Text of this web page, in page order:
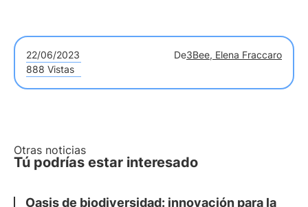
22/06/2023 De3Bee, Elena Fraccaro
888 Vistas
Otras noticias
Tú podrías estar interesado
Oasis de biodiversidad: innovación para la